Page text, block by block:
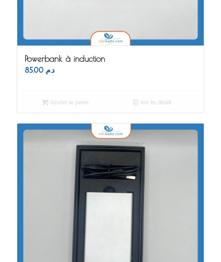
Powerbank à induction
د.م. 85.00
Ajouter au panier Voir les détails